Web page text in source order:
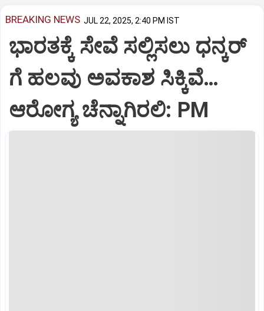
BREAKING NEWS JUL 22, 2025, 2:40 PM IST
ಭಾರತಕ್ಕೆ ಸೇವೆ ಸಲ್ಲಿಸಲು ಧನ್ಕರ್‌
ಗೆ ಹಲವು ಅವಕಾಶ ಸಿಕ್ಕಿವೆ…
ಆರೋಗ್ಯ ಚೆನ್ನಾಗಿರಲಿ: PM